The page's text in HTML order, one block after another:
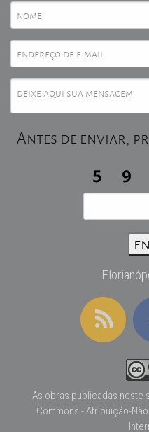
Antes de enviar,
As obras publicadas neste
Commons - Atribuição-